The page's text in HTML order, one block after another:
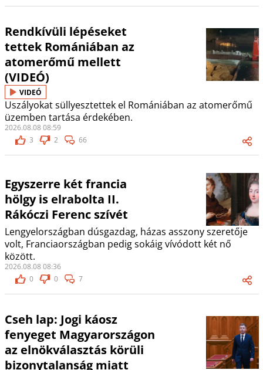
Rendkívüli lépéseket
tettek Romániában az
atomerőmű mellett
(VIDEÓ)
VIDEÓ
Uszályokat süllyesztettek el Romániában az atomerőmű
üzemben tartása érdekében.
2026.08.08 08:59
3
2 66
Egyszerre két francia
hölgy is elrabolta II.
Rákóczi Ferenc szívét
Lengyelországban dúsgazdag, házas asszony szeretője
volt, Franciaországban pedig sokáig vívódott két nő
között.
2026.08.08 08:36
0
0 7
Cseh lap: Jogi káosz
fenyeget Magyarországon
az elnökválasztás körüli
bizonytalanság miatt